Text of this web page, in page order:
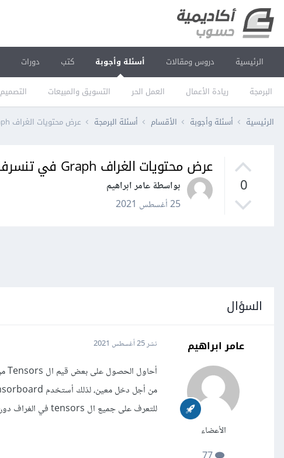
الرئيسية دروس ومقالات أسئلة وأجوبة
البرمجة ريادة الأعمال العمل الحر التسويق والمبيعات التصميم
كتب دورات
الرئيسية أسئلة وأجوبة الأقسام أسئلة البرمجة عرض محتويات الغراف Graph في تنسرفلو Tensorflow
0
عرض محتويات الغراف Graph في تنسرفلو Tensorflow
بواسطة عامر ابراهيم
25 أغسطس 2021
السؤال
عامر ابراهيم
الأعضاء
نشر25 أغسطس 2021
للتعرف على جميع ال tensors في الغراف دون استخدام tensorboard؟